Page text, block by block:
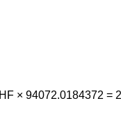
× 94072.0184372 =